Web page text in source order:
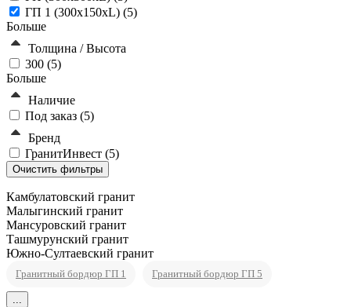
ГП 1 (300x150xL) (5)
Больше
Толщина / Высота
300 (5)
Больше
Наличие
Под заказ (5)
Бренд
ГранитИнвест (5)
Камбулатовский гранит
Малыгинский гранит
Мансуровский гранит
Ташмурунский гранит
Южно-Султаевский гранит
Гранитный бордюр ГП 1 Гранитный бордюр ГП 5
...